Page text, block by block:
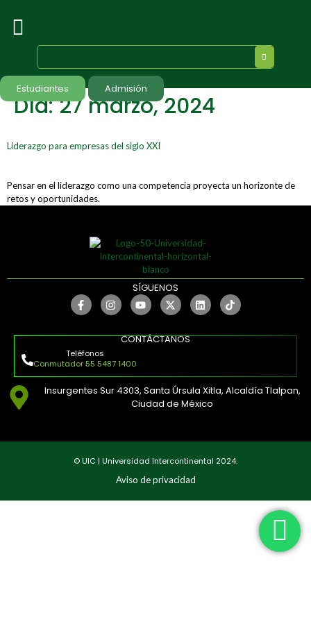
Estudiantes Admisión
Día:27 marzo, 2024
Liderazgo para empresas del siglo XXI
Pensar en el liderazgo como una competencia proyecta un horizonte de
retos y oportunidades.
SÍGUENOS
CONTÁCTANOS
Teléfonos
Conmutador 55 5487 1400
Insurgentes Sur 4303, Santa Úrsula Xitla, Alcaldía Tlalpan,
Ciudad de México
© UIC | Universidad Intercontinental 2024.
Aviso de privacidad